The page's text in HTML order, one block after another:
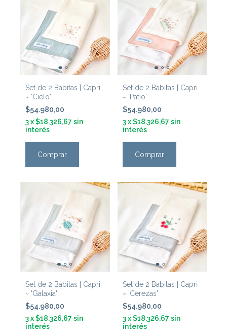
Set de 2 Babitas | Capri
~ 'Cielo'
$54.980,00
3x$18.326,67 sin
interés
Set de 2 Babitas | Capri
~ 'Patio'
$54.980,00
3 x$18.326,67 sin
interés
Set de 2 Babitas | Capri
~ 'Galaxia'
$54.980,00
3x$18.326,67 sin
interés
Set de 2 Babitas | Capri
~ 'Cerezas'
$54.980,00
3 x$18.326,67 sin
interés